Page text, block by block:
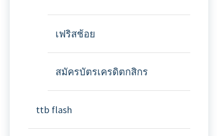
เฟริสช้อย
สมัครบัตรเครดิตกสิกร
ttb flash